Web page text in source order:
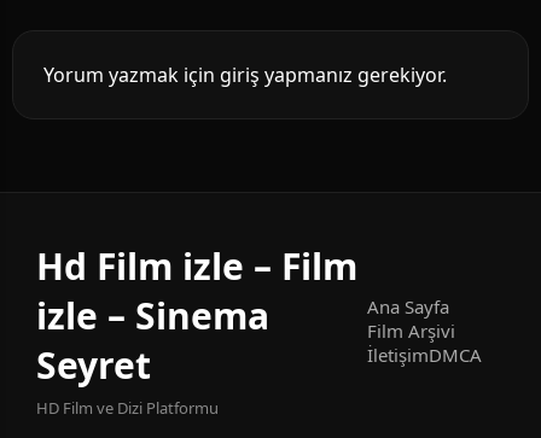
Yorum yazmak için giriş yapmanız gerekiyor.
Hd Film izle – Film
izle – Sinema
Seyret
HD Film ve Dizi Platformu
Ana Sayfa
Film Arşivi
İletişimDMCA